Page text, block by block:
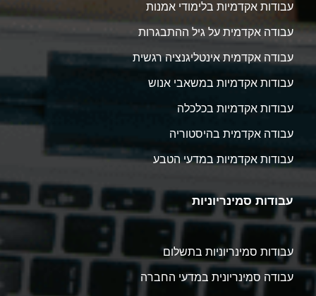
עבודות אקדמיות בלימודי אמנות
עבודה אקדמית על גיל ההתבגרות
עבודה אקדמית אינטליגנציה רגשית
עבודות אקדמיות במשאבי אנוש
עבודות אקדמיות בכלכלה
עבודה אקדמית בהיסטוריה
עבודות אקדמיות במדעי הטבע
עבודות סמינריוניות
עבודות סמינריוניות בתשלום
עבודה סמינריונית במדעי החברה